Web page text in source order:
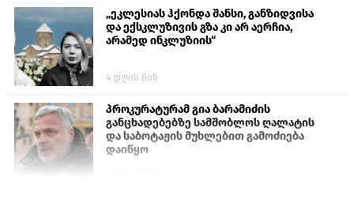
„ეკლესიას ჰქონდა შანსი, განზიდვისა
და ექსკლუზივის გზა კი არ აერჩია,
არამედ ინკლუზიის“
4 დღის წინ
პროკურატურამ გია ბარამიძის
განცხადებებზე სამშობლოს ღალატის
და საბოტაჟის მუხლებით გამოძიება
დაიწყო